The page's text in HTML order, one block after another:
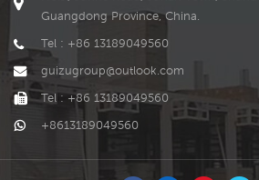
Guangdong Province, China.
Tel : +86 13189049560
guizugroup@outlook.com
Tel : +86 13189049560
+8613189049560